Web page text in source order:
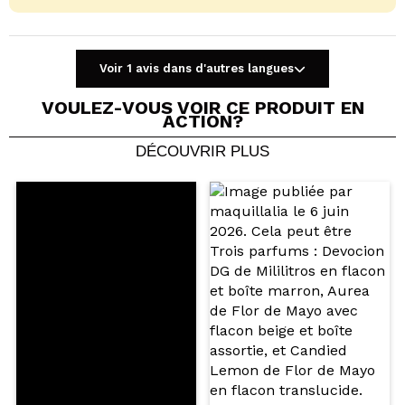
Partager une vidéo ou une photo
Votre vidéo pourrait être la première. Imaginez...
Recommandez-vous cet achat? Oui Non
5/5
ENVOYER
Voir 1 avis dans d'autres langues
VOULEZ-VOUS VOIR CE PRODUIT EN
ACTION?
DÉCOUVRIR PLUS